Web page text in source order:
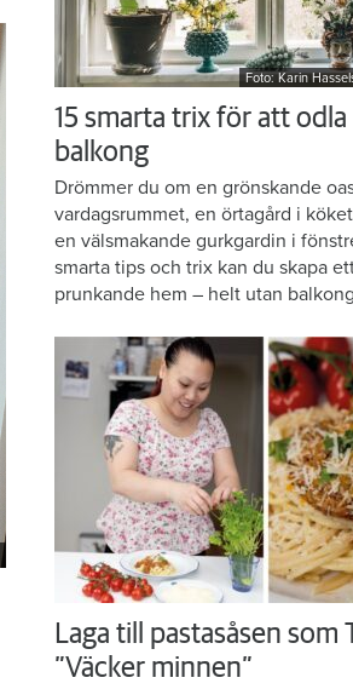
Foto: Karin
15 smarta trix för att
balkong
Drömmer du om en grönskande
vardagsrummet, en örtagård i
en välsmakande gurkgardin i
smarta tips och trix kan du skapa
prunkande hem – helt utan
Laga till pastasåsen som
”Väcker minnen”